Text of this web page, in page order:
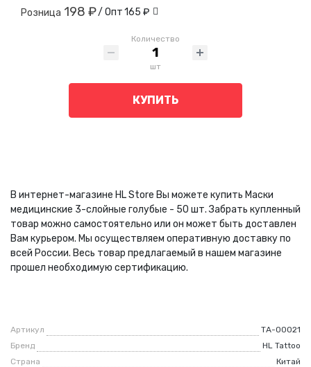
Розница 198 ₽/ Опт165 ₽
Количество
шт
КУПИТЬ
В интернет-магазине HL Store Вы можете купить Маски
медицинские 3-слойные голубые - 50 шт. Забрать купленный
товар можно самостоятельно или он может быть доставлен
Вам курьером. Мы осуществляем оперативную доставку по
всей России. Весь товар предлагаемый в нашем магазине
прошел необходимую сертификацию.
Артикул
ТА-00021
Бренд
HL Tattoo
Страна
Китай